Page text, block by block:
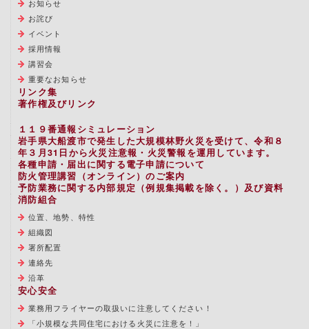
お知らせ
お詫び
イベント
採用情報
講習会
重要なお知らせ
リンク集
著作権及びリンク
１１９番通報シミュレーション
岩手県大船渡市で発生した大規模林野火災を受けて、令和８
年３月31日から火災注意報・火災警報を運用しています。
各種申請・届出に関する電子申請について
防火管理講習（オンライン）のご案内
予防業務に関する内部規定（例規集掲載を除く。）及び資料
消防組合
位置、地勢、特性
組織図
署所配置
連絡先
沿革
安心安全
業務用フライヤーの取扱いに注意してください！
「小規模な共同住宅における火災に注意を！」